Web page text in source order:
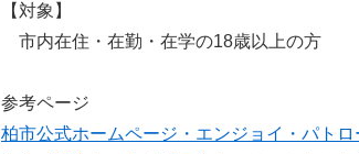
【対象】
市内在住・在勤・在学の18歳以上の方
参考ページ
柏市公式ホームページ・エンジョイ・パト